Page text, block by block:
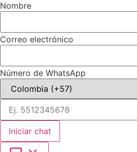
Nombre
Correo electrónico
Número de WhatsApp
Iniciar chat